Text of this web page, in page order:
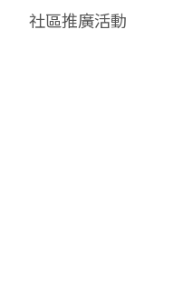
社區推廣活動